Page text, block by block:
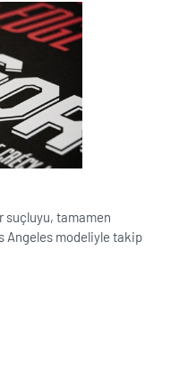
suçluyu, tamamen
Angeles modeliyle takip